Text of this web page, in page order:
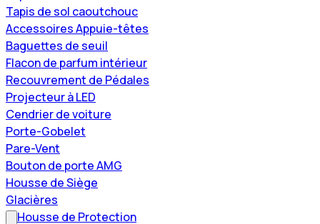
Tapis de sol caoutchouc
Accessoires Appuie-têtes
Baguettes de seuil
Flacon de parfum intérieur
Recouvrement de Pédales
Projecteur à LED
Cendrier de voiture
Porte-Gobelet
Pare-Vent
Bouton de porte AMG
Housse de Siège
Glacières
Housse de Protection